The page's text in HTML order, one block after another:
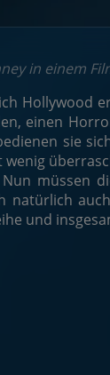
in einem
Hollywood
einen
sie
müssen
natürlich
und